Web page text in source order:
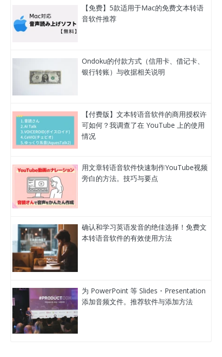
【免费】5款适用于Mac的免费文本转语
音软件推荐
Ondoku的付款方式（信用卡、借记卡、
银行转账）与收据相关说明
【付费版】文本转语音软件的商用授权许
可如何？我调查了在 YouTube 上的使用
情况
用文章转语音软件快速制作YouTube视频
旁白的方法。技巧与要点
确认和学习英语发音的绝佳选择！免费文
本转语音软件的有效使用方法
为 PowerPoint 等 Slides・Presentation
添加音频文件。推荐软件与添加方法